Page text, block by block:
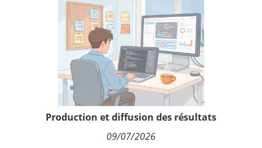
Production et diffusion des résultats
09/07/2026